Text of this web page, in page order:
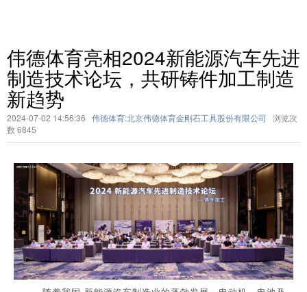
伟德体育亮相2024新能源汽车先进
制造技术论坛，共研铸件加工制造
新趋势
2024-07-02 14:56:36 伟德体育:北京伟德体育金刚石工具股份有限公司
浏览次
数 6845